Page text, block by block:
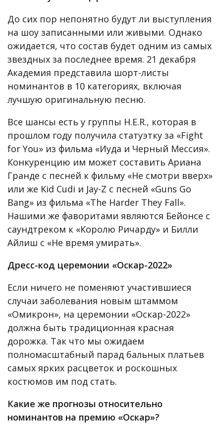
До сих пор непонятно будут ли выступления
на шоу записанными или живыми. Однако
ожидается, что состав будет одним из самых
звездных за последнее время. 21 декабря
Академия представила шорт-листы
номинантов в 10 категориях, включая
лучшую оригинальную песню.
Все шансы есть у группы H.E.R., которая в
прошлом году получила статуэтку за «Fight
for You» из фильма «Иуда и Черный Мессия».
Конкуренцию им может составить Ариана
Гранде с песней к фильму «Не смотри вверх»
или же Kid Cudi и Jay-Z с песней «Guns Go
Bang» из фильма «The Harder They Fall».
Нашими же фаворитами являются Бейонсе с
саундтреком к «Королю Ричарду» и Билли
Айлиш с «Не время умирать».
Дресс-код церемонии «Оскар-2022»
Если ничего не поменяют участившиеся
случаи заболевания новым штаммом
«Омикрон», на церемонии «Оскар-2022»
должна быть традиционная красная
дорожка. Так что мы ожидаем
полномасштабный парад бальных платьев
самых ярких расцветок и роскошных
костюмов им под стать.
Какие же прогнозы относительно
номинантов на премию «Оскар»?